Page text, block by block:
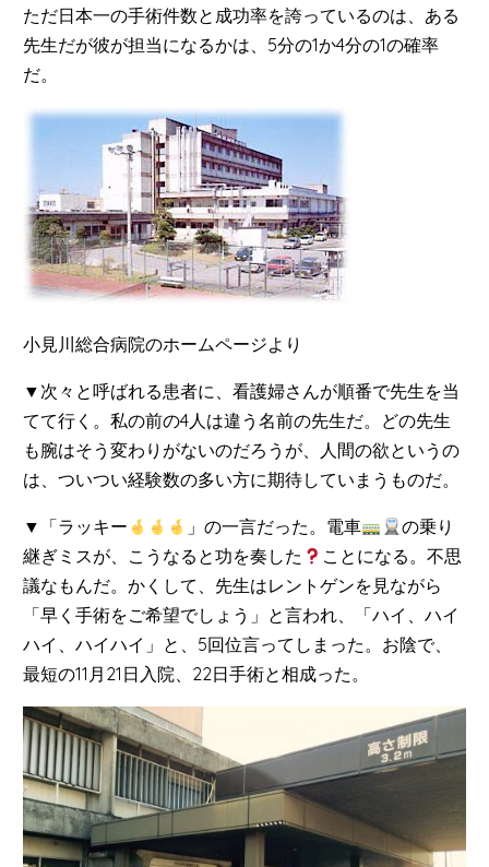
ただ日本一の手術件数と成功率を誇っているのは、ある
先生だが彼が担当になるかは、5分の1か4分の1の確率
だ。
小見川総合病院のホームページより
▼次々と呼ばれる患者に、看護婦さんが順番で先生を当
てて行く。私の前の4人は違う名前の先生だ。どの先生
も腕はそう変わりがないのだろうが、人間の欲というの
は、ついつい経験数の多い方に期待していまうものだ。
▼「ラッキー 」の一言だった。電車
の乗り
継ぎミスが、こうなると功を奏した
ことになる。不思
議なもんだ。かくして、先生はレントゲンを見ながら
「早く手術をご希望でしょう」と言われ、「ハイ、ハイ
ハイ、ハイハイ」と、5回位言ってしまった。お陰で、
最短の11月21日入院、22日手術と相成った。